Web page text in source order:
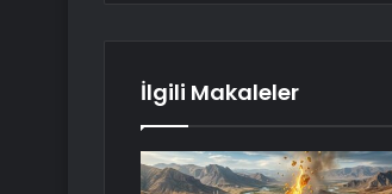
İlgili Makaleler